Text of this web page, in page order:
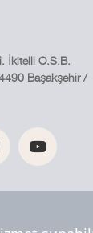
İkitelli O.S.B.
Başakşehir /